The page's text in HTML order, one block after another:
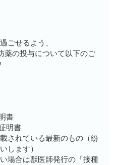
ごせるよう、
薬の投与について以下のご
書
証明書
れている最新のもの（紛
します）
合は獣医師発行の「接種